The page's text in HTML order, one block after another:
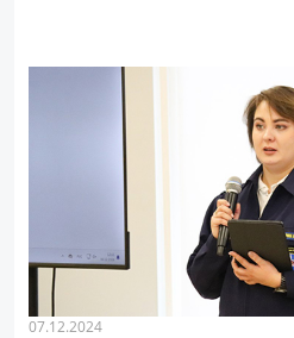
07.12.2024